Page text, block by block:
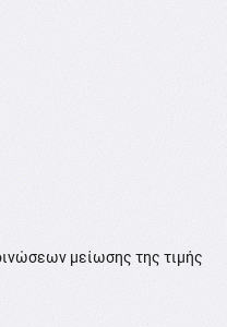
μείωσης της τιμής